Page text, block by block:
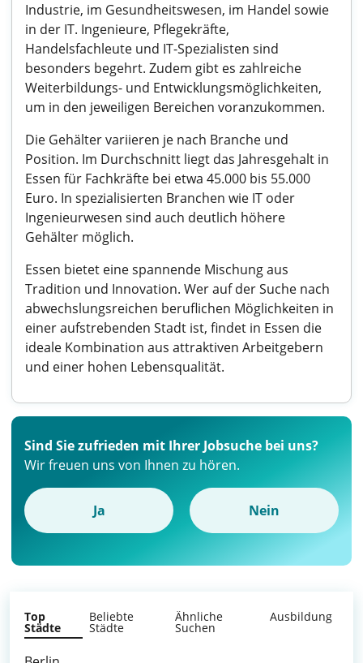
Industrie, im Gesundheitswesen, im Handel sowie
in der IT. Ingenieure, Pflegekräfte,
Handelsfachleute und IT-Spezialisten sind
besonders begehrt. Zudem gibt es zahlreiche
Weiterbildungs- und Entwicklungsmöglichkeiten,
um in den jeweiligen Bereichen voranzukommen.
Die Gehälter variieren je nach Branche und
Position. Im Durchschnitt liegt das Jahresgehalt in
Essen für Fachkräfte bei etwa 45.000 bis 55.000
Euro. In spezialisierten Branchen wie IT oder
Ingenieurwesen sind auch deutlich höhere
Gehälter möglich.
Essen bietet eine spannende Mischung aus
Tradition und Innovation. Wer auf der Suche nach
abwechslungsreichen beruflichen Möglichkeiten in
einer aufstrebenden Stadt ist, findet in Essen die
ideale Kombination aus attraktiven Arbeitgebern
und einer hohen Lebensqualität.
Sind Sie zufrieden mit Ihrer Jobsuche bei uns?
Wir freuen uns von Ihnen zu hören.
Ja Nein
Top
Städte
Beliebte
Städte
Ähnliche
Suchen
Ausbildung